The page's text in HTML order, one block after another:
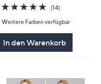
4.8
von
5
(14)
Weitere Farben verfügbar
In den Warenkorb